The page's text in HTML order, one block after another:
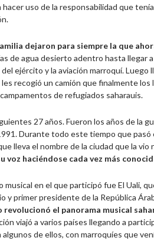
uso de la responsabilidad que
dejaron para siempre la que
de agua desierto adentro hasta llegar
ejército y la aviación marroquí.
recogió un camión que finalmente
de refugiados saharauis.
27 años. Fueron los años de la
Durante todo este tiempo que
lleva el nombre de la ciudad que la vio
voz haciéndose cada vez más
musical en el que participó fue El Uali,
y primer presidente de la República
revolucionó el panorama musical
viajó a varios países llegando a
de ellos, con marroquíes que